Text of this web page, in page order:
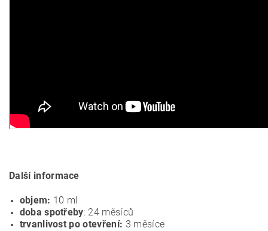
Další informace
objem: 10 ml
doba spotřeby: 24 měsíců
trvanlivost po otevření: 3 měsíce